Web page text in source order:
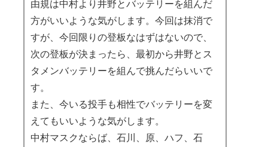
由規は中村より井野とバッテリーを組んだ
方がいいような気がします。今回は抹消で
すが、今回限りの登板なはずはないので、
次の登板が決まったら、最初から井野とス
タメンバッテリーを組んで挑んだらいいで
す。
また、今いる投手も相性でバッテリーを変
えてもいいような気がします。
中村マスクならば、石川、原、ハフ、石